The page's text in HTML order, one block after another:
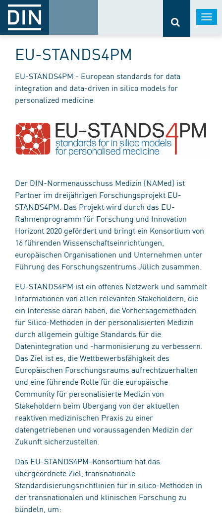
EU-STANDS4PM
EU-STANDS4PM - European standards for data
integration and data-driven in silico models for
personalized medicine
Der DIN-Normenausschuss Medizin (NAMed) ist
Partner im dreijährigen Forschungsprojekt EU-
STANDS4PM. Das Projekt wird durch das EU-
Rahmenprogramm für Forschung und Innovation
Horizont 2020 gefördert und bringt ein Konsortium von
16 führenden Wissenschaftseinrichtungen,
europäischen Organisationen und Unternehmen unter
Führung des Forschungszentrums Jülich zusammen.
EU-STANDS4PM ist ein offenes Netzwerk und sammelt
Informationen von allen relevanten Stakeholdern, die
ein Interesse daran haben, die Vorhersagemethoden
für Silico-Methoden in der personalisierten Medizin
durch allgemein gültige Standards für die
Datenintegration und -harmonisierung zu verbessern.
Das Ziel ist es, die Wettbewerbsfähigkeit des
Europäischen Forschungsraums aufrechtzuerhalten
und eine führende Rolle für die europäische
Community für personalisierte Medizin von
Stakeholdern beim Übergang von der aktuellen
reaktiven medizinischen Praxis zu einer
datengetriebenen und voraussagenden Medizin der
Zukunft sicherzustellen.
Das EU-STANDS4PM-Konsortium hat das
übergeordnete Ziel, transnationale
Standardisierungsrichtlinien für in silico-Methoden in
der transnationalen und klinischen Forschung zu
bündeln, um: